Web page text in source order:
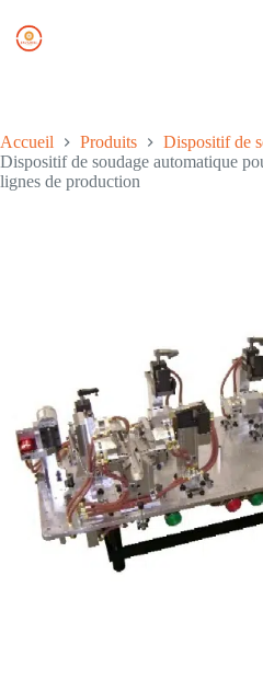
content
Accueil Produits
Dispositif de
Dispositif de soudage automatique
lignes de production